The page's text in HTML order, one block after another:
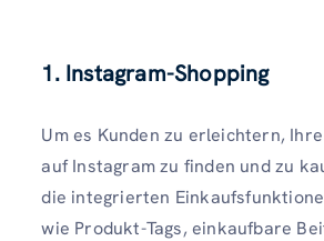
1. Instagram-Shopping
Um es Kunden zu erleichtern,
auf Instagram zu finden und zu
die integrierten
wie Produkt-Tags, einkaufbare